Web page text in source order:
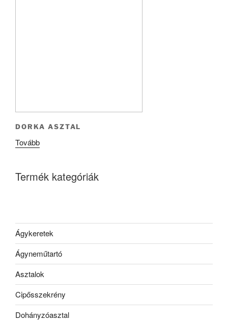
DORKA ASZTAL
Tovább
Termék kategóriák
Ágykeretek
Ágyneműtartó
Asztalok
Cipősszekrény
Dohányzóasztal